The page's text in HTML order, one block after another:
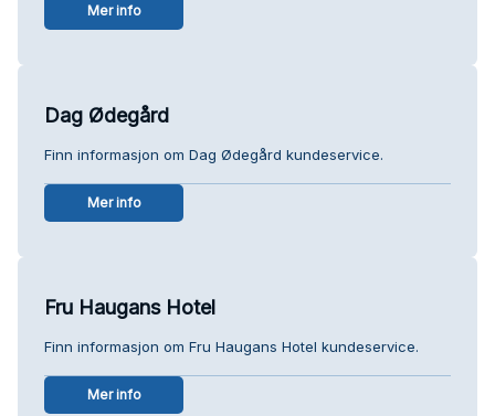
Mer info
Dag Ødegård
Finn informasjon om Dag Ødegård kundeservice.
Mer info
Fru Haugans Hotel
Finn informasjon om Fru Haugans Hotel kundeservice.
Mer info